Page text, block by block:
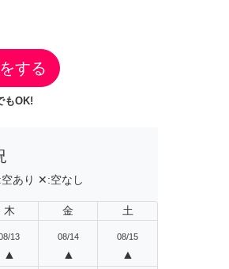
する
もOK!
空あり ✕:空なし
木 金 土
13
▲
08/14
▲
08/15
▲